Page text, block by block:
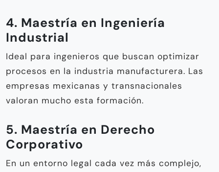
4. Maestría en Ingeniería
Industrial
Ideal para ingenieros que buscan optimizar
procesos en la industria manufacturera. Las
empresas mexicanas y transnacionales
valoran mucho esta formación.
5. Maestría en Derecho
Corporativo
En un entorno legal cada vez más complejo,